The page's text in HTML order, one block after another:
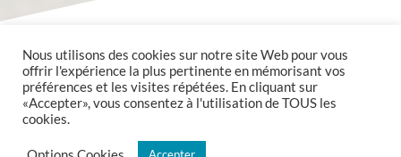
Copyright @2020 Mairie de Valmont tous droits réservés.
Nous utilisons des cookies sur notre site Web pour vous
offrir l'expérience la plus pertinente en mémorisant vos
préférences et les visites répétées. En cliquant sur
«Accepter», vous consentez à l'utilisation de TOUS les
cookies.